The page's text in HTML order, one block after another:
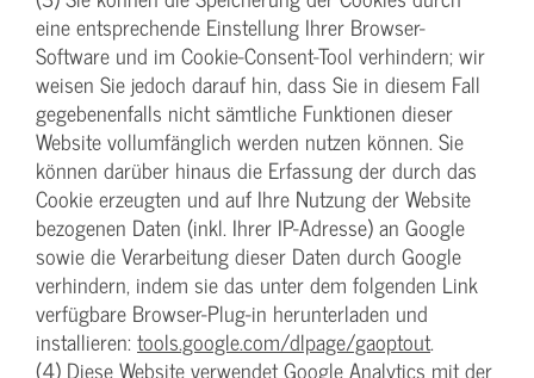
eine entsprechende Einstellung Ihrer Browser-
Software und im Cookie-Consent-Tool verhindern; wir
weisen Sie jedoch darauf hin, dass Sie in diesem Fall
gegebenenfalls nicht sämtliche Funktionen dieser
Website vollumfänglich werden nutzen können. Sie
können darüber hinaus die Erfassung der durch das
Cookie erzeugten und auf Ihre Nutzung der Website
bezogenen Daten (inkl. Ihrer IP-Adresse) an Google
sowie die Verarbeitung dieser Daten durch Google
verhindern, indem sie das unter dem folgenden Link
verfügbare Browser-Plug-in herunterladen und
installieren: tools.google.com/dlpage/gaoptout.
(4) Diese Website verwendet Google Analytics mit der